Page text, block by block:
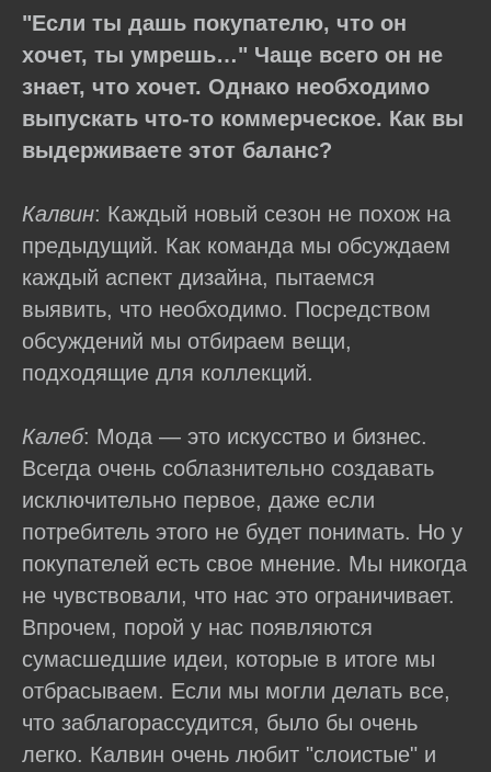
"Если ты дашь покупателю, что он
хочет, ты умрешь…" Чаще всего он не
знает, что хочет. Однако необходимо
выпускать что-то коммерческое. Как вы
выдерживаете этот баланс?
Калвин: Каждый новый сезон не похож на
предыдущий. Как команда мы обсуждаем
каждый аспект дизайна, пытаемся
выявить, что необходимо. Посредством
обсуждений мы отбираем вещи,
подходящие для коллекций.
Калеб: Мода — это искусство и бизнес.
Всегда очень соблазнительно создавать
исключительно первое, даже если
потребитель этого не будет понимать. Но у
покупателей есть свое мнение. Мы никогда
не чувствовали, что нас это ограничивает.
Впрочем, порой у нас появляются
сумасшедшие идеи, которые в итоге мы
отбрасываем. Если мы могли делать все,
что заблагорассудится, было бы очень
легко. Калвин очень любит "слоистые" и